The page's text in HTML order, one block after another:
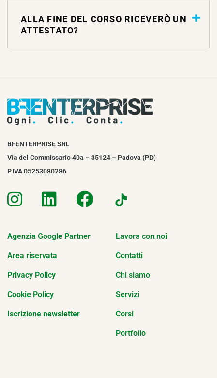
ALLA FINE DEL CORSO RICEVERÒ UN
ATTESTATO?
BFENTERPRISE SRL
Via del Commissario 40a – 35124 – Padova (PD)
P.IVA 05253080286
Agenzia Google Partner
Area riservata
Privacy Policy
Cookie Policy
Iscrizione newsletter
Lavora con noi
Contatti
Chi siamo
Servizi
Corsi
Portfolio